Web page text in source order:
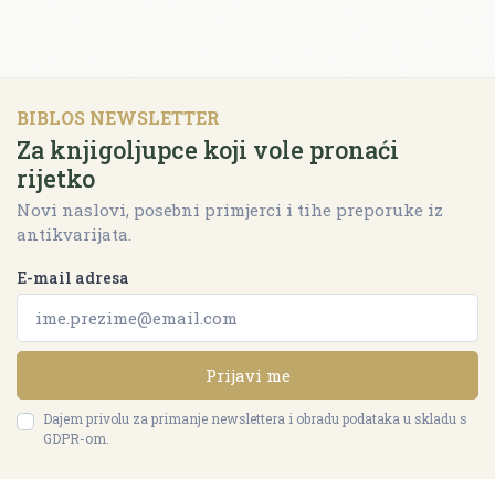
BIBLOS NEWSLETTER
Za knjigoljupce koji vole pronaći
rijetko
Novi naslovi, posebni primjerci i tihe preporuke iz
antikvarijata.
E-mail adresa
Prijavi me
Dajem privolu za primanje newslettera i obradu podataka u skladu s
GDPR-om.